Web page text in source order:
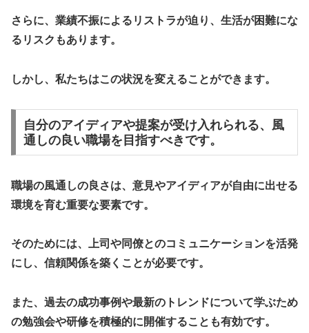
さらに、業績不振によるリストラが迫り、生活が困難にな
るリスクもあります。
しかし、私たちはこの状況を変えることができます。
自分のアイディアや提案が受け入れられる、風
通しの良い職場を目指すべきです。
職場の風通しの良さは、意見やアイディアが自由に出せる
環境を育む重要な要素です。
そのためには、上司や同僚とのコミュニケーションを活発
にし、信頼関係を築くことが必要です。
また、過去の成功事例や最新のトレンドについて学ぶため
の勉強会や研修を積極的に開催することも有効です。